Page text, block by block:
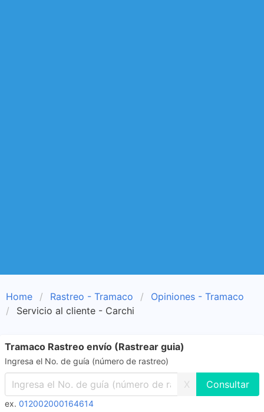
Home Rastreo - Tramaco
Opiniones - Tramaco
Servicio al cliente - Carchi
Tramaco Rastreo envío (Rastrear guia)
Ingresa el No. de guía (número de rastreo)
X
ex. 012002000164614